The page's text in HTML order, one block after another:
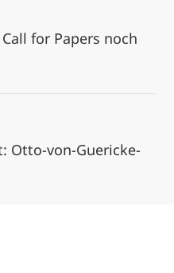
for Papers noch
Otto-von-Guericke-